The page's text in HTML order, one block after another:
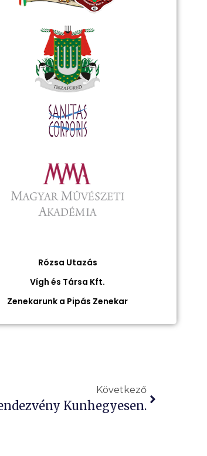
Rózsa Utazás
Vígh és Társa Kft.
Zenekarunk a Pipás Zenekar
Következő
Kunhegyesen.